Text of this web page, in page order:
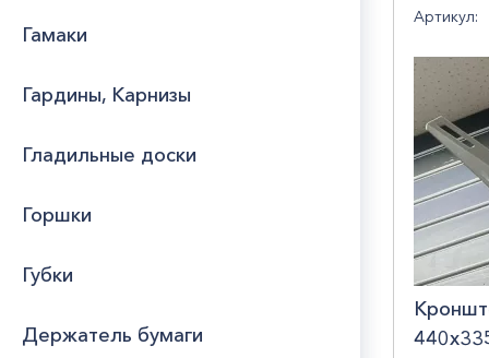
Юридическим
задаваемые
вопросы
Гамаки
Гардины, Карнизы
Гладильные доски
Горшки
Губки
Держатель бумаги
Артикул: